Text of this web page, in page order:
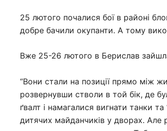
25 лютого почалися бої в районі
добре бачили окупанти. А тому
Вже 25-26 лютого в Берислав
“Вони стали на позиції прямо між
розвернувши стволи в той бік, де
ґвалт і намагалися вигнати танки
дитячих майданчиків у дворах. Але